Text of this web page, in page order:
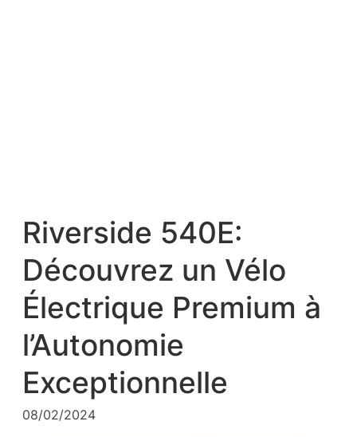
Riverside 540E:
Découvrez un Vélo
Électrique Premium à
l’Autonomie
Exceptionnelle
08/02/2024